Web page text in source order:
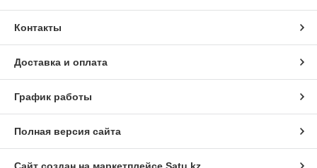
Контакты
Доставка и оплата
График работы
Полная версия сайта